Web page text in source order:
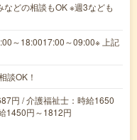
どの相談もOK ※週3なども
～18:0017:00～09:00※ 上記
談OK！
円 / 介護福祉士：時給1650
1450円～1812円